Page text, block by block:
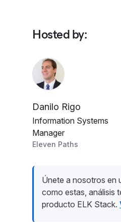
Hosted by:
Danilo Rigo
Information Systems
Manager
Eleven Paths
Únete a nosotros en
como estas, análisis
producto ELK Stack.